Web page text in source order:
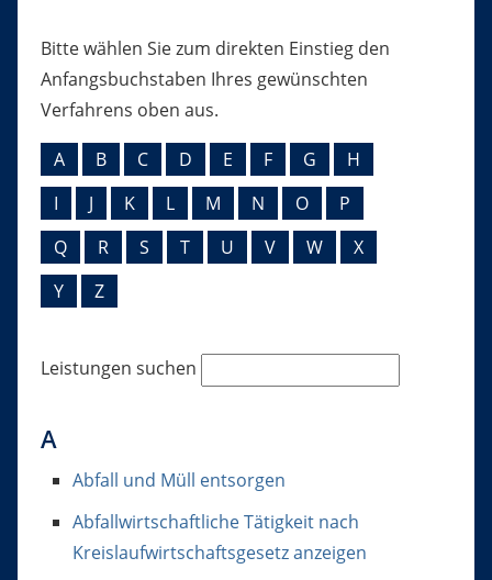
Bitte wählen Sie zum direkten Einstieg den
Anfangsbuchstaben Ihres gewünschten
Verfahrens oben aus.
A B C D E F G
H
I
J K L M N O
P
Q
R S T U V W
X
Y
Z
Leistungen suchen
A
Abfall und Müll entsorgen
Abfallwirtschaftliche Tätigkeit nach
Kreislaufwirtschaftsgesetz anzeigen